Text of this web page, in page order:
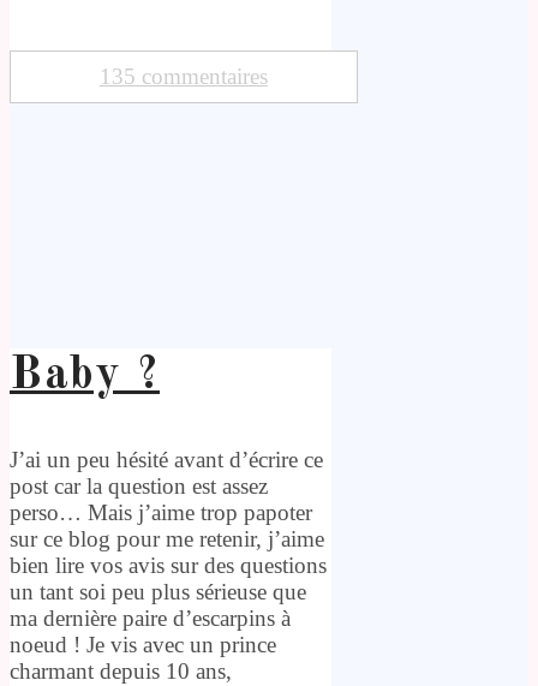
135 commentaires
Baby ?
J’ai un peu hésité avant d’écrire ce
post car la question est assez
perso… Mais j’aime trop papoter
sur ce blog pour me retenir, j’aime
bien lire vos avis sur des questions
un tant soi peu plus sérieuse que
ma dernière paire d’escarpins à
noeud ! Je vis avec un prince
charmant depuis 10 ans,